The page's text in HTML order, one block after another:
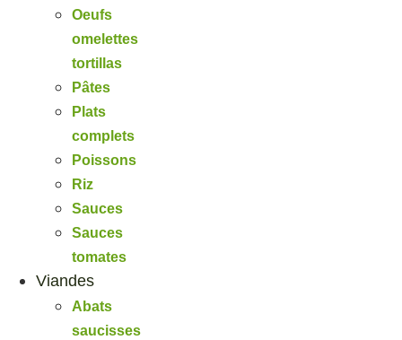
Oeufs
omelettes
tortillas
Pâtes
Plats
complets
Poissons
Riz
Sauces
Sauces
tomates
Viandes
Abats
saucisses